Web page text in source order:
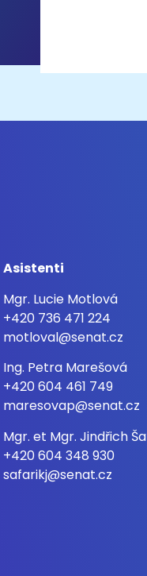
Asistenti
Mgr. Lucie Motlová
+420 736 471 224
motloval@senat.cz
Ing. Petra Marešová
+420 604 461 749
maresovap@senat.cz
Mgr. et Mgr. Jindřich
+420 604 348 930
safarikj@senat.cz